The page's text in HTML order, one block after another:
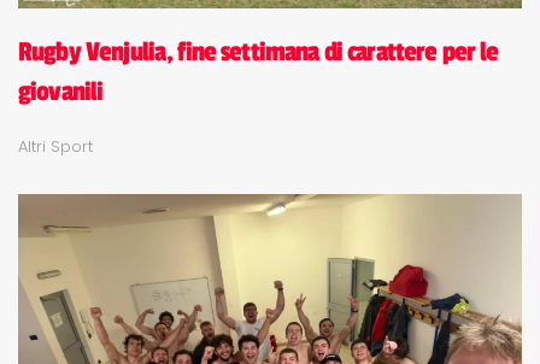
Rugby Venjulia, fine settimana di carattere per le
giovanili
Altri Sport